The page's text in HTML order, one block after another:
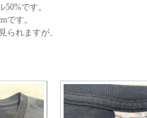
です。
です。
られますが、